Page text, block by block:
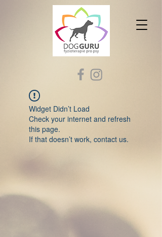
Widget Didn’t Load
Check your internet and refresh
this page.
If that doesn’t work, contact us.